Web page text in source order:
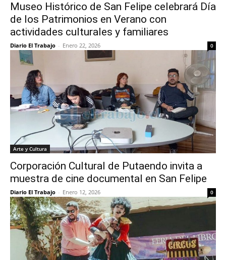
Museo Histórico de San Felipe celebrará Día
de los Patrimonios en Verano con
actividades culturales y familiares
Diario El Trabajo - Enero 22, 2026 0
Arte y Cultura
Corporación Cultural de Putaendo invita a
muestra de cine documental en San Felipe
Diario El Trabajo - Enero 12, 2026 0